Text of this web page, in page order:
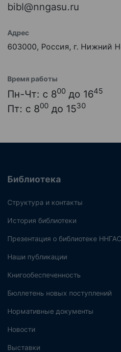
bibl@nngasu.ru
Адрес
603000, Россия, г. Нижний
Время работы
Пн-Чт: с 800 до 1645
Пт: с 800 до 1530
Библиотека
Структура и контакты
История библиотеки
Презентация о библиотеке
Наши публикации
Книгообеспеченность
Бюллетень новых поступлений
Нормативные документы
Новости
Выставки